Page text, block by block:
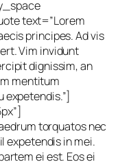
text=”Lorem
principes. Ad vis
Vim invidunt
dignissim, an
mentitum
expetendis.”]
torquatos nec
expetendis in mei.
ei est. Eos ei